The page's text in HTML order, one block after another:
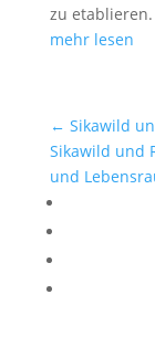
zu etablieren.
mehr lesen
← Sikawild
Sikawild und
und